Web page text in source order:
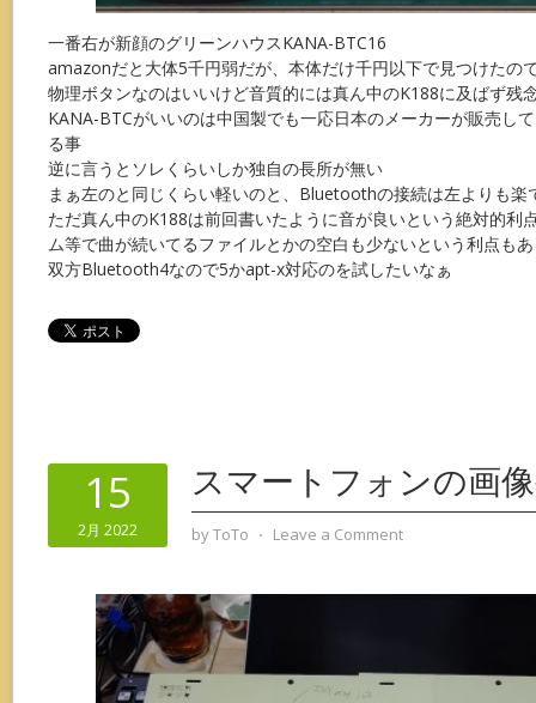
一番右が新顔のグリーンハウスKANA-BTC16
amazonだと大体5千円弱だが、本体だけ千円以下で見つけたの
物理ボタンなのはいいけど音質的には真ん中のK188に及ばず残
KANA-BTCがいいのは中国製でも一応日本のメーカーが販売し
る事
逆に言うとソレくらいしか独自の長所が無い
まぁ左のと同じくらい軽いのと、Bluetoothの接続は左よりも楽
ただ真ん中のK188は前回書いたように音が良いという絶対的利
ム等で曲が続いてるファイルとかの空白も少ないという利点も
双方Bluetooth4なので5かapt-x対応のを試したいなぁ
15
2月 2022
スマートフォンの画
byToTo ⋅ Leave a Comment